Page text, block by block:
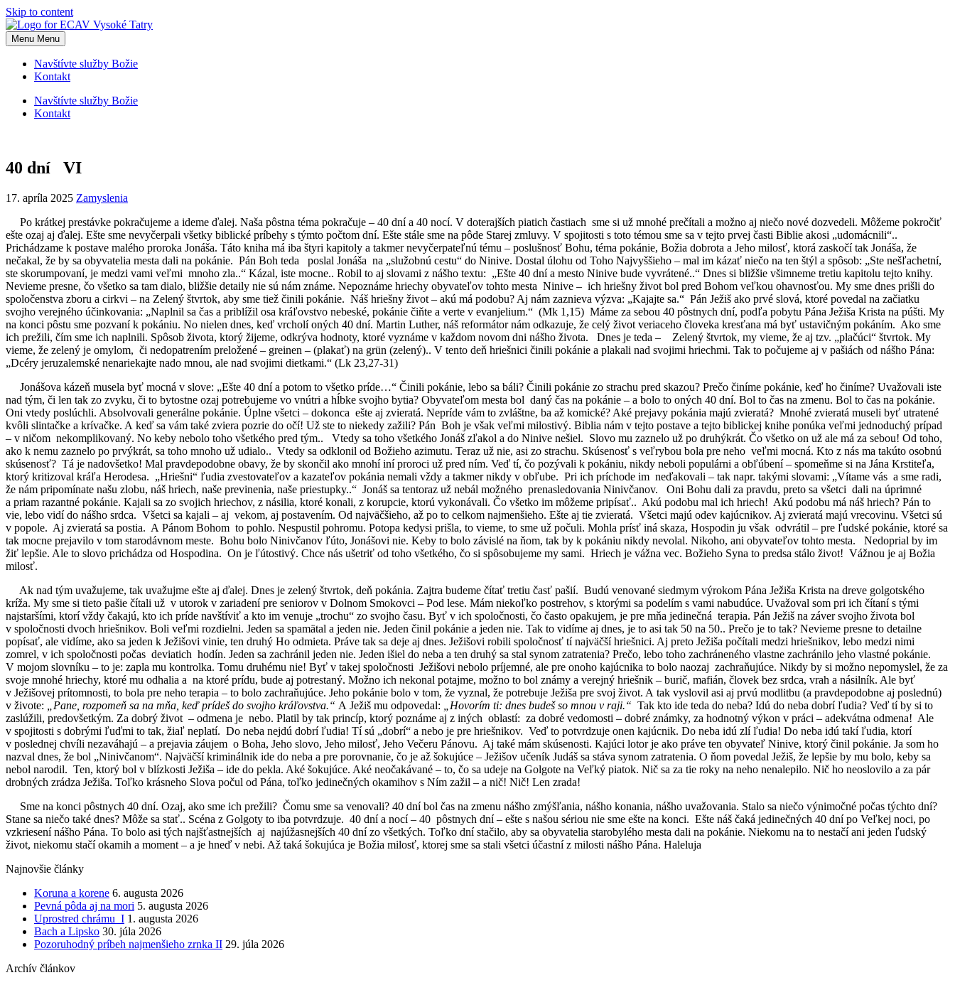
Skip to content
Menu Menu
Navštívte služby Božie
Kontakt
Navštívte služby Božie
Kontakt
40 dní VI
17. apríla 2025 Zamyslenia
Po krátkej prestávke pokračujeme a ideme ďalej. Naša pôstna téma pokračuje – 40 dní a 40 nocí. V doterajších piatich častiach sme si už mnohé prečítali a možno aj niečo nové dozvedeli. Môžeme pokročiť
ešte ozaj aj ďalej. Ešte sme nevyčerpali všetky biblické príbehy s týmto počtom dní. Ešte stále sme na pôde Starej zmluvy. V spojitosti s toto témou sme sa v tejto prvej časti Biblie akosi „udomácnili“..
Prichádzame k postave malého proroka Jonáša. Táto kniha má iba štyri kapitoly a takmer nevyčerpateľnú tému – poslušnosť Bohu, téma pokánie, Božia dobrota a Jeho milosť, ktorá zaskočí tak Jonáša, že
nečakal, že by sa obyvatelia mesta dali na pokánie. Pán Boh teda poslal Jonáša na „služobnú cestu“ do Ninive. Dostal úlohu od Toho Najvyššieho – mal im kázať niečo na ten štýl a spôsob: „Ste nešľachetní,
ste skorumpovaní, je medzi vami veľmi mnoho zla..“ Kázal, iste mocne.. Robil to aj slovami z nášho textu: „Ešte 40 dní a mesto Ninive bude vyvrátené..“ Dnes si bližšie všimneme tretiu kapitolu tejto knihy.
Nevieme presne, čo všetko sa tam dialo, bližšie detaily nie sú nám známe. Nepoznáme hriechy obyvateľov tohto mesta Ninive – ich hriešny život bol pred Bohom veľkou ohavnosťou. My sme dnes prišli do
spoločenstva zboru a cirkvi – na Zelený štvrtok, aby sme tiež činili pokánie. Náš hriešny život – akú má podobu? Aj nám zaznieva výzva: „Kajajte sa.“ Pán Ježiš ako prvé slová, ktoré povedal na začiatku
svojho verejného účinkovania: „Naplnil sa čas a priblížil osa kráľovstvo nebeské, pokánie čiňte a verte v evanjelium.“ (Mk 1,15) Máme za sebou 40 pôstnych dní, podľa pobytu Pána Ježiša Krista na púšti. My
na konci pôstu sme pozvaní k pokániu. No nielen dnes, keď vrcholí oných 40 dní. Martin Luther, náš reformátor nám odkazuje, že celý život veriaceho človeka kresťana má byť ustavičným pokáním. Ako sme
ich prežili, čím sme ich naplnili. Spôsob života, ktorý žijeme, odkrýva hodnoty, ktoré vyznáme v každom novom dni nášho života. Dnes je teda – Zelený štvrtok, my vieme, že aj tzv. „plačúci“ štvrtok. My
vieme, že zelený je omylom, či nedopatrením preložené – greinen – (plakať) na grün (zelený).. V tento deň hriešnici činili pokánie a plakali nad svojimi hriechmi. Tak to počujeme aj v pašiách od nášho Pána:
„Dcéry jeruzalemské nenariekajte nado mnou, ale nad svojimi dietkami.“ (Lk 23,27-31)
Jonášova kázeň musela byť mocná v slove: „Ešte 40 dní a potom to všetko príde…“ Činili pokánie, lebo sa báli? Činili pokánie zo strachu pred skazou? Prečo činíme pokánie, keď ho činíme? Uvažovali iste
nad tým, či len tak zo zvyku, či to bytostne ozaj potrebujeme vo vnútri a hĺbke svojho bytia? Obyvateľom mesta bol daný čas na pokánie – a bolo to oných 40 dní. Bol to čas na zmenu. Bol to čas na pokánie.
Oni vtedy poslúchli. Absolvovali generálne pokánie. Úplne všetci – dokonca ešte aj zvieratá. Nepríde vám to zvláštne, ba až komické? Aké prejavy pokánia majú zvieratá? Mnohé zvieratá museli byť utratené
kvôli slintačke a krívačke. A keď sa vám také zviera pozrie do očí! Už ste to niekedy zažili? Pán Boh je však veľmi milostivý. Biblia nám v tejto postave a tejto biblickej knihe ponúka veľmi jednoduchý prípad
– v ničom nekomplikovaný. No keby nebolo toho všetkého pred tým.. Vtedy sa toho všetkého Jonáš zľakol a do Ninive nešiel. Slovo mu zaznelo už po druhýkrát. Čo všetko on už ale má za sebou! Od toho,
ako k nemu zaznelo po prvýkrát, sa toho mnoho už udialo.. Vtedy sa odklonil od Božieho azimutu. Teraz už nie, asi zo strachu. Skúsenosť s veľrybou bola pre neho veľmi mocná. Kto z nás ma takúto osobnú
skúsenosť? Tá je nadovšetko! Mal pravdepodobne obavy, že by skončil ako mnohí iní proroci už pred ním. Veď tí, čo pozývali k pokániu, nikdy neboli populárni a obľúbení – spomeňme si na Jána Krstiteľa,
ktorý kritizoval kráľa Herodesa. „Hriešni“ ľudia zvestovateľov a kazateľov pokánia nemali vždy a takmer nikdy v obľube. Pri ich príchode im neďakovali – tak napr. takými slovami: „Vítame vás a sme radi,
že nám pripomínate našu zlobu, náš hriech, naše previnenia, naše priestupky..“ Jonáš sa tentoraz už nebál možného prenasledovania Ninivčanov. Oni Bohu dali za pravdu, preto sa všetci dali na úprimné
a priam razantné pokánie. Kajali sa zo svojich hriechov, z násilia, ktoré konali, z korupcie, ktorú vykonávali. Čo všetko im môžeme pripísať.. Akú podobu mal ich hriech! Akú podobu má náš hriech? Pán to
vie, lebo vidí do nášho srdca. Všetci sa kajali – aj vekom, aj postavením. Od najväčšieho, až po to celkom najmenšieho. Ešte aj tie zvieratá. Všetci majú odev kajúcnikov. Aj zvieratá majú vrecovinu. Všetci sú
v popole. Aj zvieratá sa postia. A Pánom Bohom to pohlo. Nespustil pohromu. Potopa kedysi prišla, to vieme, to sme už počuli. Mohla prísť iná skaza, Hospodin ju však odvrátil – pre ľudské pokánie, ktoré sa
tak mocne prejavilo v tom starodávnom meste. Bohu bolo Ninivčanov ľúto, Jonášovi nie. Keby to bolo závislé na ňom, tak by k pokániu nikdy nevolal. Nikoho, ani obyvateľov tohto mesta. Nedoprial by im
žiť lepšie. Ale to slovo prichádza od Hospodina. On je ľútostivý. Chce nás ušetriť od toho všetkého, čo si spôsobujeme my sami. Hriech je vážna vec. Božieho Syna to predsa stálo život! Vážnou je aj Božia
milosť.
Ak nad tým uvažujeme, tak uvažujme ešte aj ďalej. Dnes je zelený štvrtok, deň pokánia. Zajtra budeme čítať tretiu časť pašií. Budú venované siedmym výrokom Pána Ježiša Krista na dreve golgotského
kríža. My sme si tieto pašie čítali už v utorok v zariadení pre seniorov v Dolnom Smokovci – Pod lese. Mám niekoľko postrehov, s ktorými sa podelím s vami nabudúce. Uvažoval som pri ich čítaní s tými
najstaršími, ktorí vždy čakajú, kto ich príde navštíviť a kto im venuje „trochu“ zo svojho času. Byť v ich spoločnosti, čo často opakujem, je pre mňa jedinečná terapia. Pán Ježiš na záver svojho života bol
v spoločnosti dvoch hriešnikov. Boli veľmi rozdielni. Jeden sa spamätal a jeden nie. Jeden činil pokánie a jeden nie. Tak to vidíme aj dnes, je to asi tak 50 na 50.. Prečo je to tak? Nevieme presne to detailne
popísať, ale vidíme, ako sa jeden k Ježišovi vinie, ten druhý Ho odmieta. Práve tak sa deje aj dnes. Ježišovi robili spoločnosť tí najväčší hriešnici. Aj preto Ježiša počítali medzi hriešnikov, lebo medzi nimi
zomrel, v ich spoločnosti počas deviatich hodín. Jeden sa zachránil jeden nie. Jeden išiel do neba a ten druhý sa stal synom zatratenia? Prečo, lebo toho zachráneného vlastne zachránilo jeho vlastné pokánie.
V mojom slovníku – to je: zapla mu kontrolka. Tomu druhému nie! Byť v takej spoločnosti Ježišovi nebolo príjemné, ale pre onoho kajúcnika to bolo naozaj zachraňujúce. Nikdy by si možno nepomyslel, že za
svoje mnohé hriechy, ktoré mu odhalia a na ktoré prídu, bude aj potrestaný. Možno ich nekonal potajme, možno to bol známy a verejný hriešnik – burič, mafián, človek bez srdca, vrah a násilník. Ale byť
v Ježišovej prítomnosti, to bola pre neho terapia – to bolo zachraňujúce. Jeho pokánie bolo v tom, že vyznal, že potrebuje Ježiša pre svoj život. A tak vyslovil asi aj prvú modlitbu (a pravdepodobne aj poslednú)
v živote:
„Pane, rozpomeň sa na mňa, keď prídeš do svojho kráľovstva.“ A Ježiš mu odpovedal: „Hovorím ti: dnes budeš so mnou v raji.“ Tak kto ide teda do neba? Idú do neba dobrí ľudia? Veď tí by si to
zaslúžili, predovšetkým. Za dobrý život – odmena je nebo. Platil by tak princíp, ktorý poznáme aj z iných oblastí: za dobré vedomosti – dobré známky, za hodnotný výkon v práci – adekvátna odmena! Ale
v spojitosti s dobrými ľuďmi to tak, žiaľ neplatí. Do neba nejdú dobrí ľudia! Tí sú „dobrí“ a nebo je pre hriešnikov. Veď to potvrdzuje onen kajúcnik. Do neba idú zlí ľudia! Do neba idú takí ľudia, ktorí
v poslednej chvíli nezaváhajú – a prejavia záujem o Boha, Jeho slovo, Jeho milosť, Jeho Večeru Pánovu. Aj také mám skúsenosti. Kajúci lotor je ako práve ten obyvateľ Ninive, ktorý činil pokánie. Ja som ho
nazval dnes, že bol „Ninivčanom“. Najväčší kriminálnik ide do neba a pre porovnanie, čo je až šokujúce – Ježišov učeník Judáš sa stáva synom zatratenia. O ňom povedal Ježiš, že lepšie by mu bolo, keby sa
nebol narodil. Ten, ktorý bol v blízkosti Ježiša – ide do pekla. Aké šokujúce. Aké neočakávané – to, čo sa udeje na Golgote na Veľký piatok. Nič sa za tie roky na neho nenalepilo. Nič ho neoslovilo a za pár
drobných zrádza Ježiša. Toľko krásneho Slova počul od Pána, toľko jedinečných okamihov s Ním zažil – a nič! Nič! Len zrada!
Sme na konci pôstnych 40 dní. Ozaj, ako sme ich prežili? Čomu sme sa venovali? 40 dní bol čas na zmenu nášho zmýšľania, nášho konania, nášho uvažovania. Stalo sa niečo výnimočné počas týchto dní?
Stane sa niečo také dnes? Môže sa stať.. Scéna z Golgoty to iba potvrdzuje. 40 dní a nocí – 40 pôstnych dní – ešte s našou sériou nie sme ešte na konci. Ešte náš čaká jedinečných 40 dní po Veľkej noci, po
vzkriesení nášho Pána. To bolo asi tých najšťastnejších aj najúžasnejších 40 dní zo všetkých. Toľko dní stačilo, aby sa obyvatelia starobylého mesta dali na pokánie. Niekomu na to nestačí ani jeden ľudský
život, niekomu stačí okamih a moment – a je hneď v nebi. Až taká šokujúca je Božia milosť, ktorej sme sa stali všetci účastní z milosti nášho Pána. Haleluja
Najnovšie články
Koruna a korene 6. augusta 2026
Pevná pôda aj na mori 5. augusta 2026
Uprostred chrámu I 1. augusta 2026
Bach a Lipsko 30. júla 2026
Pozoruhodný príbeh najmenšieho zrnka II 29. júla 2026
Archív článkov